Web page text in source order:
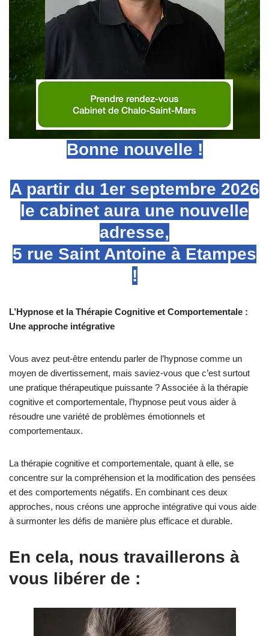
Bonne nouvelle !
A partir du 1er septembre 2026
le cabinet aura une nouvelle
adresse,
5 rue Saint Antoine à Etampes
!
L’Hypnose et la Thérapie Cognitive et Comportementale :
Une approche intégrative
Vous avez peut-être entendu parler de l’hypnose comme un
moyen de divertissement, mais saviez-vous que c’est surtout
une pratique thérapeutique puissante ? Associée à la thérapie
cognitive et comportementale, l’hypnose peut vous aider à
résoudre une variété de problèmes émotionnels et
comportementaux.
La thérapie cognitive et comportementale, quant à elle, se
concentre sur la compréhension et la modification des pensées
et des comportements négatifs. En combinant ces deux
approches, nous créons une approche intégrative qui vous aide
à surmonter les défis de manière plus efficace et durable.
En cela, nous travaillerons à
vous libérer de :